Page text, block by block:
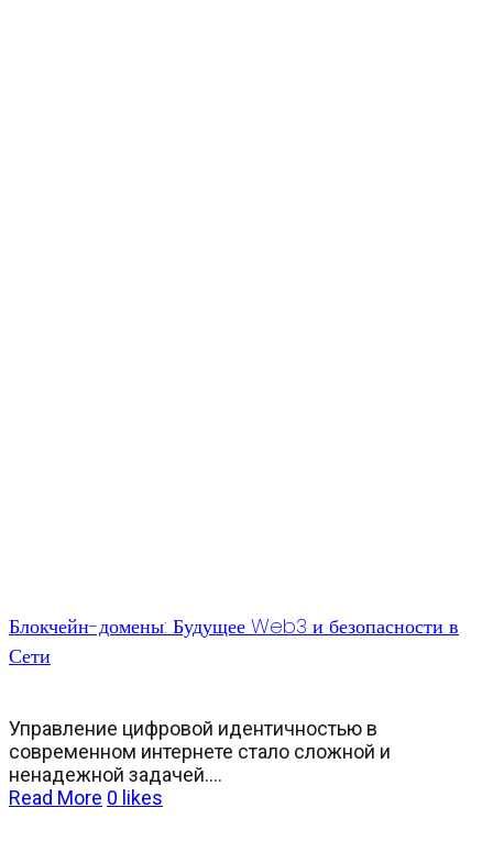
Блокчейн-домены: Будущее Web3 и безопасности в
Сети
Управление цифровой идентичностью в
современном интернете стало сложной и
ненадежной задачей....
Read More 0 likes